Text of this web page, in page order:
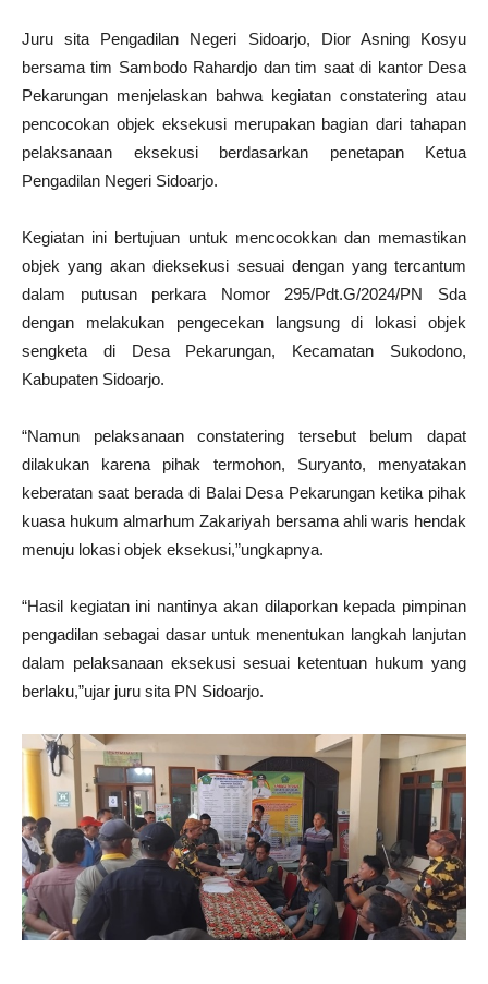
Juru sita Pengadilan Negeri Sidoarjo, Dior Asning Kosyu
bersama tim Sambodo Rahardjo dan tim saat di kantor Desa
Pekarungan menjelaskan bahwa kegiatan constatering atau
pencocokan objek eksekusi merupakan bagian dari tahapan
pelaksanaan eksekusi berdasarkan penetapan Ketua
Pengadilan Negeri Sidoarjo.
Kegiatan ini bertujuan untuk mencocokkan dan memastikan
objek yang akan dieksekusi sesuai dengan yang tercantum
dalam putusan perkara Nomor 295/Pdt.G/2024/PN Sda
dengan melakukan pengecekan langsung di lokasi objek
sengketa di Desa Pekarungan, Kecamatan Sukodono,
Kabupaten Sidoarjo.
“Namun pelaksanaan constatering tersebut belum dapat
dilakukan karena pihak termohon, Suryanto, menyatakan
keberatan saat berada di Balai Desa Pekarungan ketika pihak
kuasa hukum almarhum Zakariyah bersama ahli waris hendak
menuju lokasi objek eksekusi,”ungkapnya.
“Hasil kegiatan ini nantinya akan dilaporkan kepada pimpinan
pengadilan sebagai dasar untuk menentukan langkah lanjutan
dalam pelaksanaan eksekusi sesuai ketentuan hukum yang
berlaku,”ujar juru sita PN Sidoarjo.